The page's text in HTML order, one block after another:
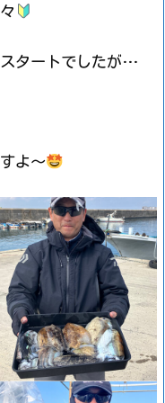
タートでしたが…
よ～